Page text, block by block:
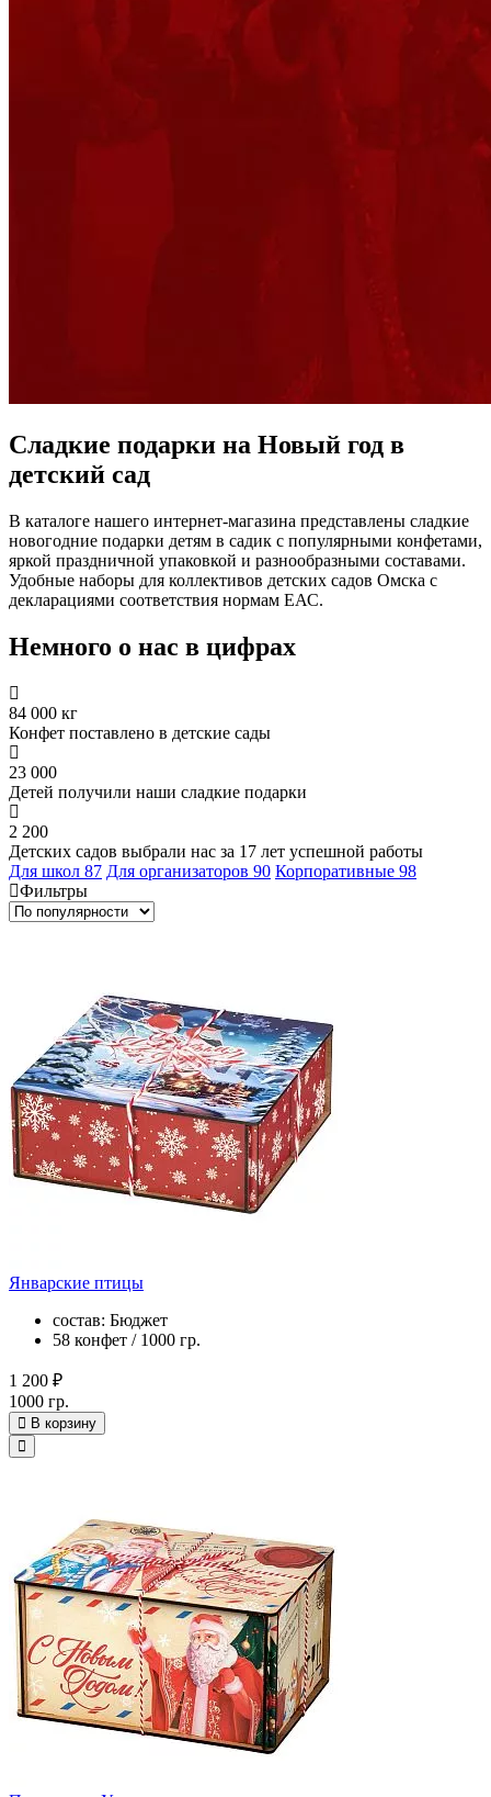
Сладкие подарки на Новый год в
детский сад
В каталоге нашего интернет-магазина представлены сладкие
новогодние подарки детям в садик с популярными конфетами,
яркой праздничной упаковкой и разнообразными составами.
Удобные наборы для коллективов детских садов Омска с
декларациями соответствия нормам ЕАС.
Немного о нас в цифрах
84 000 кг
Конфет поставлено в детские сады
23 000
Детей получили наши сладкие подарки
2 200
Детских садов выбрали нас за 17 лет успешной работы
Для школ 87 Для организаторов 90 Корпоративные 98
Фильтры
Январские птицы
состав: Бюджет
58 конфет / 1000 гр.
1 200 ₽
1000 гр.
В корзину